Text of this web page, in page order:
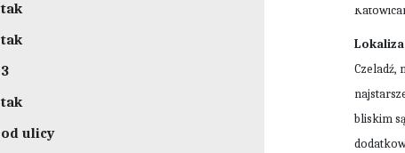
tak
tak
3
tak
od ulicy
Czeladź,
bliskim